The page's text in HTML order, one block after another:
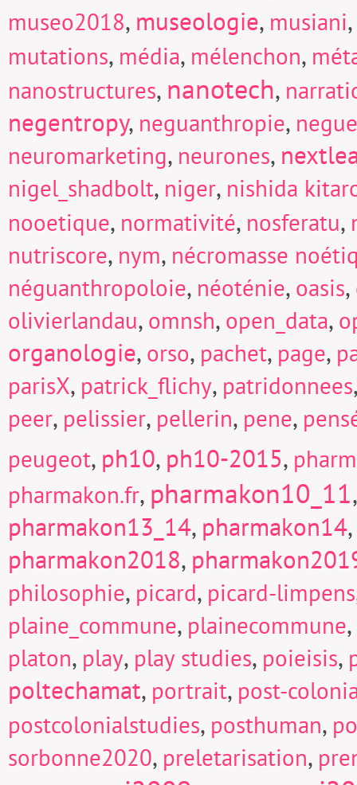
museo2018, museologie, musiani,
mutations, média, mélenchon,
nanostructures, nanotech,
negentropy, neguanthropie,
neuromarketing, neurones,
nigel_shadbolt, niger, nishida
nooetique, normativité, nosferatu,
nutriscore, nym, nécromasse
néguanthropoloie, néoténie, oasis,
olivierlandau, omnsh, open_data,
organologie, orso, pachet, page,
parisX, patrick_flichy, patridonnees
peer, pelissier, pellerin, pene,
peugeot, ph10, ph10-2015,
pharmakon.fr, pharmakon10_11
pharmakon13_14, pharmakon14,
pharmakon2018,
philosophie, picard, picard-limpens
plaine_commune, plainecommune,
platon, play, play studies, poieisis,
poltechamat, portrait, post-
postcolonialstudies, posthuman,
sorbonne2020, preletarisation,